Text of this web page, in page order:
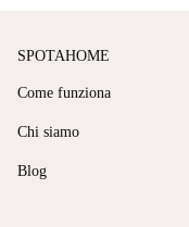
SPOTAHOME
Come funziona
Chi siamo
Blog